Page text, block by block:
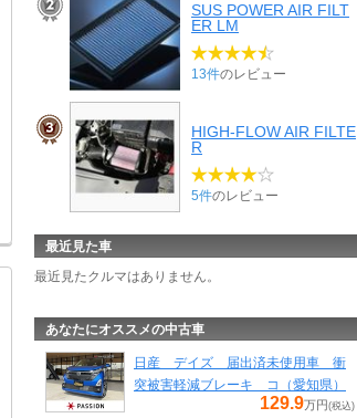
SUS POWER AIR FILT
ER LM
13件のレビュー
HIGH-FLOW AIR FILTE
R
5件のレビュー
最近見た車
最近見たクルマはありません。
あなたにオススメの中古車
日産 デイズ 届出済未使用車 衝
突被害軽減ブレーキ コ（愛知県）
129.9万円(税込)